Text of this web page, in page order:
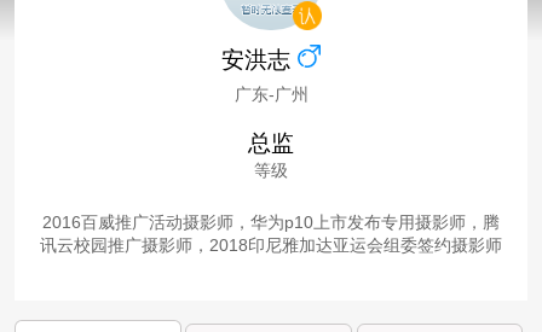
安洪志
广东-广州
总监
等级
2016百威推广活动摄影师，华为p10上市发布专用摄影师，腾
讯云校园推广摄影师，2018印尼雅加达亚运会组委签约摄影师